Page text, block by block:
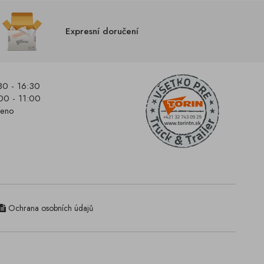
Expresní doručení
- 16:30
- 11:00
Ochrana osobních údajů